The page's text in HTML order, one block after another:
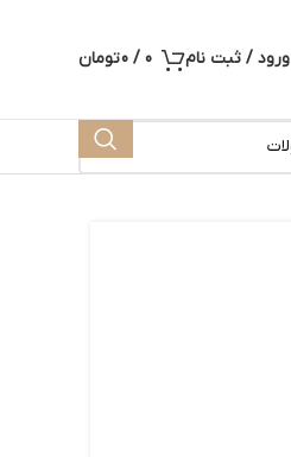
ورود / ثبت نام 0
/
0تومان